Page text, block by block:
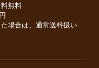
無料
場合は、通常送料扱い